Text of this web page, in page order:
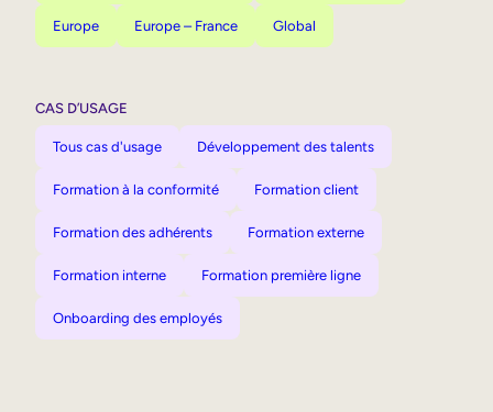
Europe Europe – France Global
CAS D’USAGE
Tous cas d'usage Développement des talents
Formation à la conformité Formation client
Formation des adhérents Formation externe
Formation interne Formation première ligne
Onboarding des employés